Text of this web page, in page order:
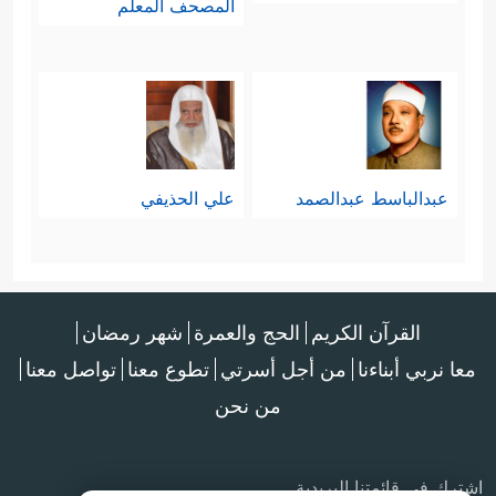
المصحف المعلم
عبدالباسط عبدالصمد علي الحذيفي
القرآن الكريم الحج والعمرة شهر رمضان
معا نربي أبناءنا من أجل أسرتي تطوع معنا تواصل معنا
من نحن
اشترك في قائمتنا البريدية